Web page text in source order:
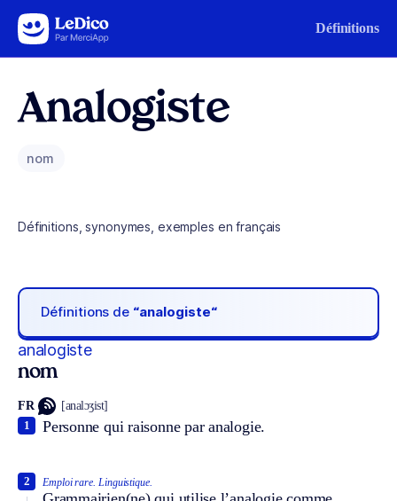
Aller au contenu Définitions
Analogiste
nom
Définitions, synonymes, exemples en français
Définitions de “analogiste“
analogiste
nom
FR [analɔʒist]
Personne qui raisonne par analogie.
1
Emploi rare. Linguistique.
2